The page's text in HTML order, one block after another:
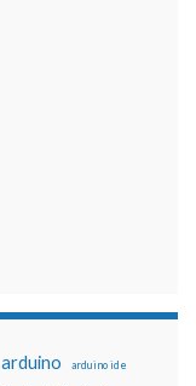
arduino arduino ide